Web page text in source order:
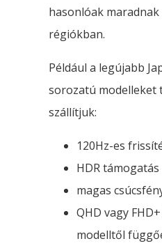
hasonlóak maradnak
régiókban.
Például a legújabb
sorozatú modelleket
szállítjuk:
120Hz-es
HDR támogatás
magas
QHD vagy
modelltől